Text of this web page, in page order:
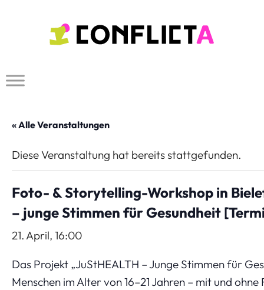
« Alle Veranstaltungen
Diese Veranstaltung hat bereits stattgefunden.
Foto- & Storytelling-Workshop in
– junge Stimmen für Gesundheit
21. April, 16:00
Das Projekt „JuStHEALTH – Junge Stimmen für
Menschen im Alter von 16–21 Jahren – mit und